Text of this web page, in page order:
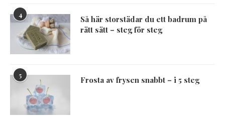
4
Så här storstädar du ett badrum på
rätt sätt – steg för steg
5 Frosta av frysen snabbt – i 5 steg